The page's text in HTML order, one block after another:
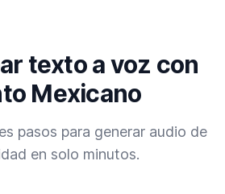
texto a voz con
Mexicano
pasos para generar audio de
en solo minutos.